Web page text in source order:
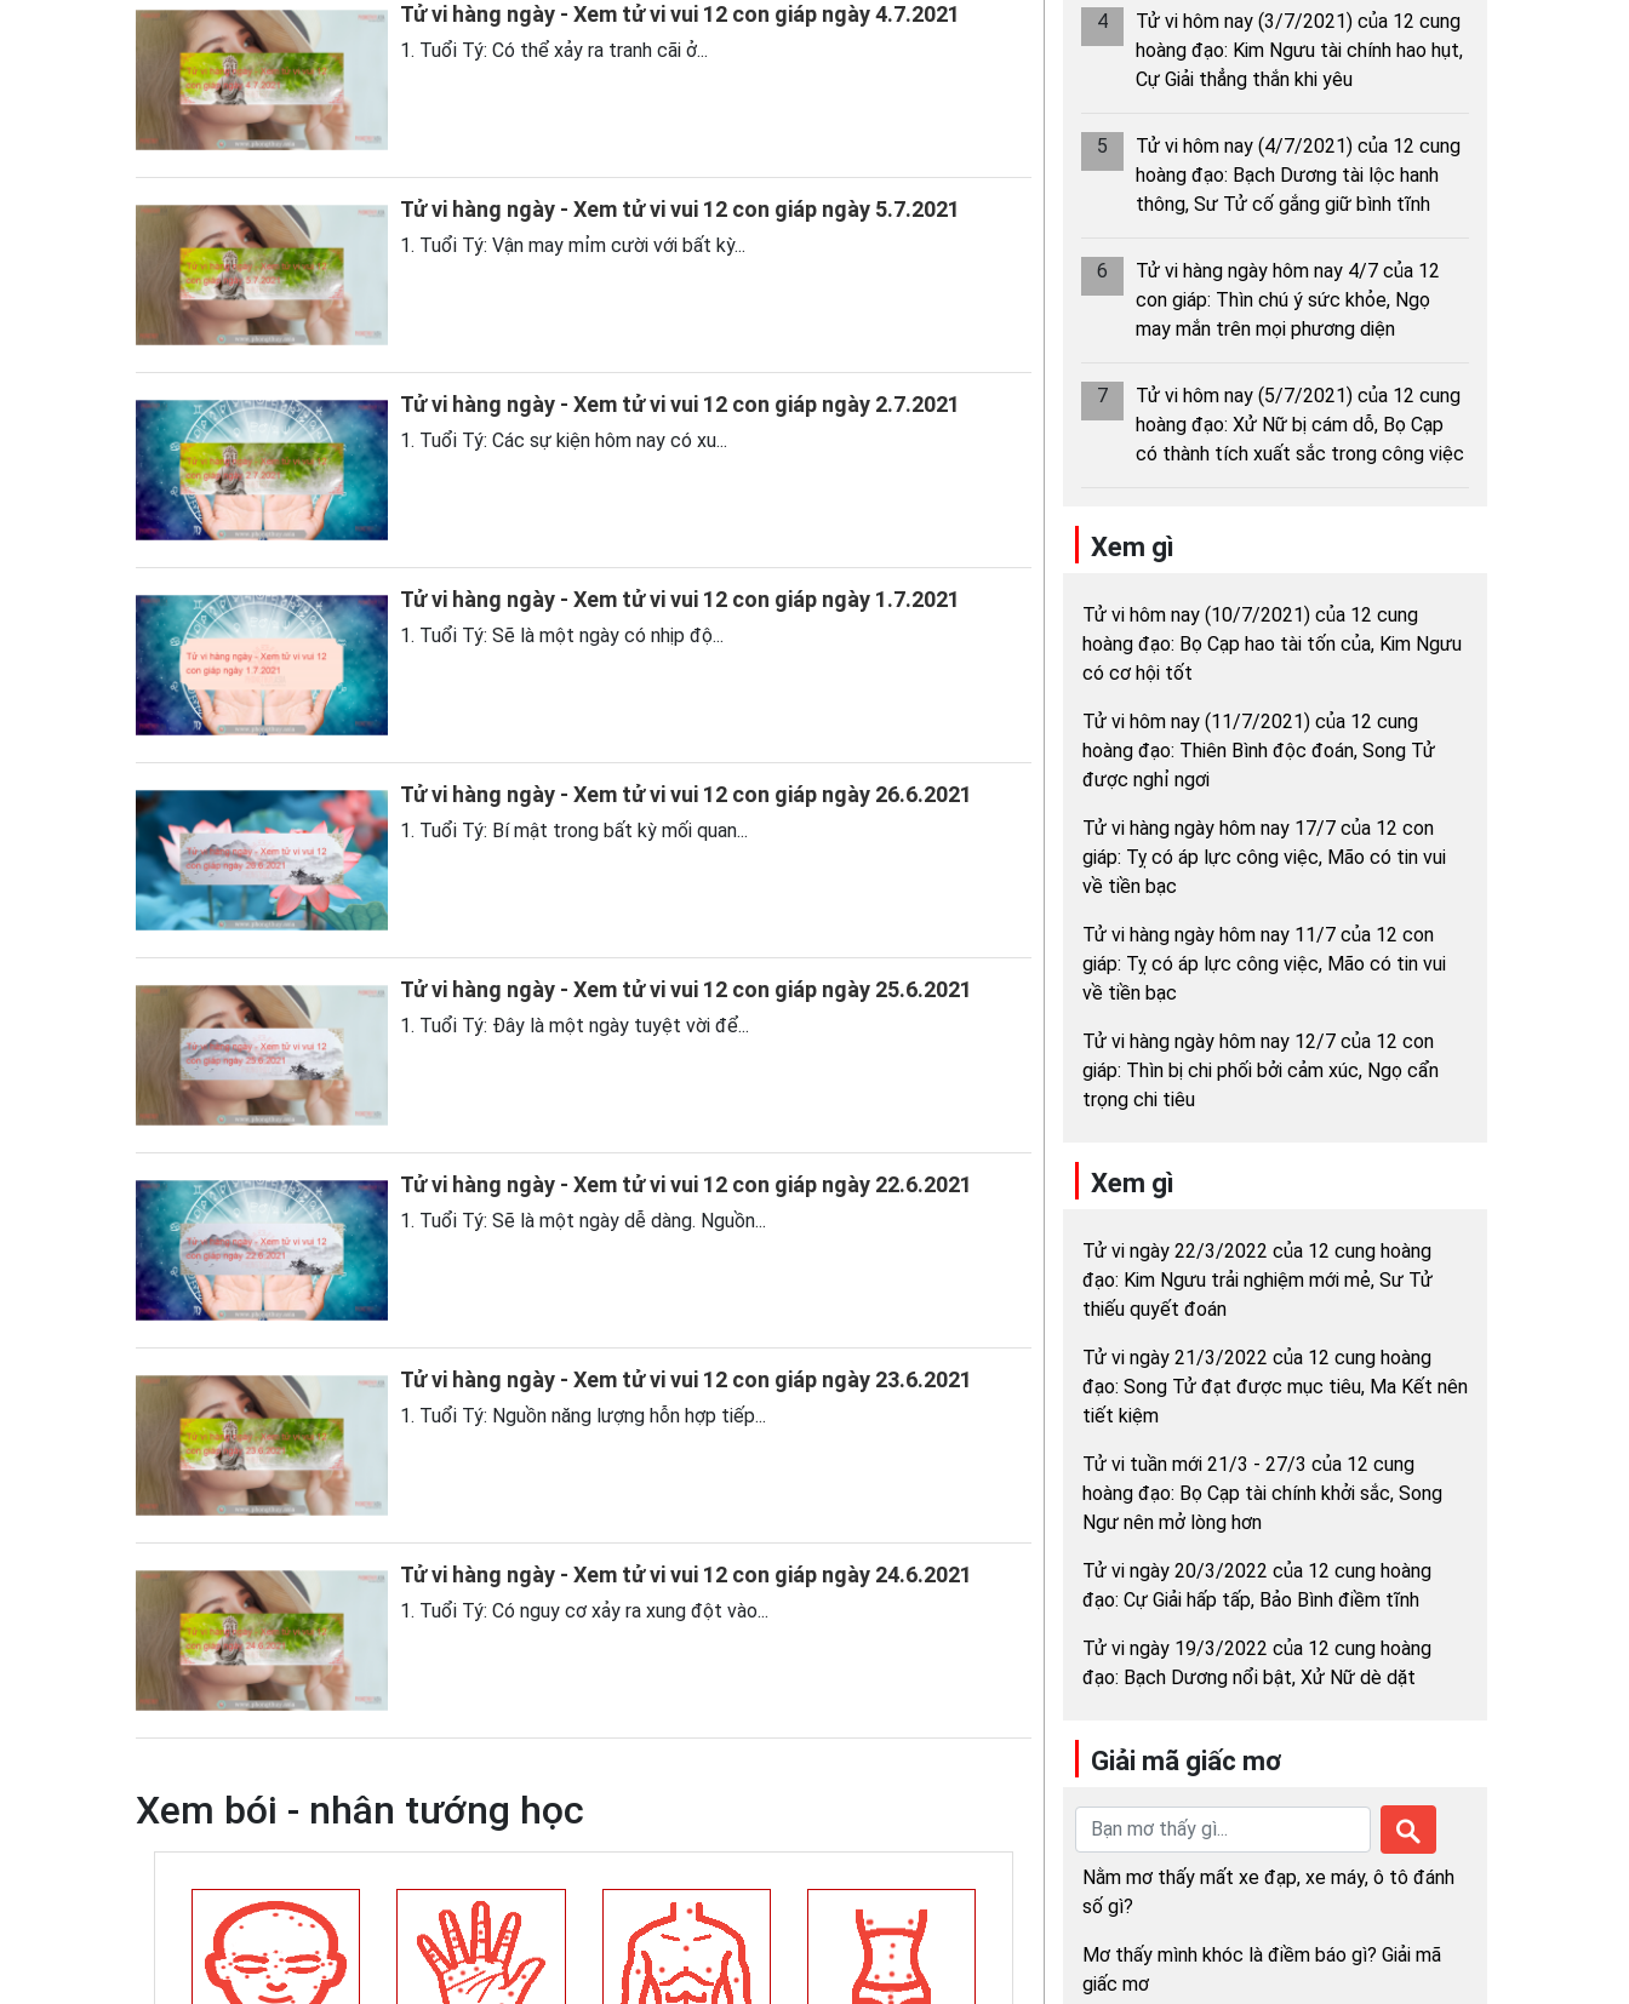
Tử vi hàng ngày - Xem tử vi vui 12 con giáp ngày 4.7.2021
1. Tuổi Tý: Có thể xảy ra tranh cãi ở...
Tử vi hàng ngày - Xem tử vi vui 12 con giáp ngày 5.7.2021
1. Tuổi Tý: Vận may mỉm cười với bất kỳ...
Tử vi hàng ngày - Xem tử vi vui 12 con giáp ngày 2.7.2021
1. Tuổi Tý: Các sự kiện hôm nay có xu...
Tử vi hàng ngày - Xem tử vi vui 12 con giáp ngày 1.7.2021
1. Tuổi Tý: Sẽ là một ngày có nhịp độ...
Tử vi hàng ngày - Xem tử vi vui 12 con giáp ngày 26.6.2021
1. Tuổi Tý: Bí mật trong bất kỳ mối quan...
Tử vi hàng ngày - Xem tử vi vui 12 con giáp ngày 25.6.2021
1. Tuổi Tý: Đây là một ngày tuyệt vời để...
Tử vi hàng ngày - Xem tử vi vui 12 con giáp ngày 22.6.2021
1. Tuổi Tý: Sẽ là một ngày dễ dàng. Nguồn...
Tử vi hàng ngày - Xem tử vi vui 12 con giáp ngày 23.6.2021
1. Tuổi Tý: Nguồn năng lượng hỗn hợp tiếp...
Tử vi hàng ngày - Xem tử vi vui 12 con giáp ngày 24.6.2021
1. Tuổi Tý: Có nguy cơ xảy ra xung đột vào...
Xem bói - nhân tướng học
4
Tử vi hôm nay (3/7/2021) của 12 cung
hoàng đạo: Kim Ngưu tài chính hao hụt,
Cự Giải thẳng thắn khi yêu
5
Tử vi hôm nay (4/7/2021) của 12 cung
hoàng đạo: Bạch Dương tài lộc hanh
thông, Sư Tử cố gắng giữ bình tĩnh
6
Tử vi hàng ngày hôm nay 4/7 của 12
con giáp: Thìn chú ý sức khỏe, Ngọ
may mắn trên mọi phương diện
7
Tử vi hôm nay (5/7/2021) của 12 cung
hoàng đạo: Xử Nữ bị cám dỗ, Bọ Cạp
có thành tích xuất sắc trong công việc
Xem gì
Tử vi hôm nay (10/7/2021) của 12 cung
hoàng đạo: Bọ Cạp hao tài tốn của, Kim Ngưu
có cơ hội tốt
Tử vi hôm nay (11/7/2021) của 12 cung
hoàng đạo: Thiên Bình độc đoán, Song Tử
được nghỉ ngơi
Tử vi hàng ngày hôm nay 17/7 của 12 con
giáp: Tỵ có áp lực công việc, Mão có tin vui
về tiền bạc
Tử vi hàng ngày hôm nay 11/7 của 12 con
giáp: Tỵ có áp lực công việc, Mão có tin vui
về tiền bạc
Tử vi hàng ngày hôm nay 12/7 của 12 con
giáp: Thìn bị chi phối bởi cảm xúc, Ngọ cẩn
trọng chi tiêu
Xem gì
Tử vi ngày 22/3/2022 của 12 cung hoàng
đạo: Kim Ngưu trải nghiệm mới mẻ, Sư Tử
thiếu quyết đoán
Tử vi ngày 21/3/2022 của 12 cung hoàng
đạo: Song Tử đạt được mục tiêu, Ma Kết nên
tiết kiệm
Tử vi tuần mới 21/3 - 27/3 của 12 cung
hoàng đạo: Bọ Cạp tài chính khởi sắc, Song
Ngư nên mở lòng hơn
Tử vi ngày 20/3/2022 của 12 cung hoàng
đạo: Cự Giải hấp tấp, Bảo Bình điềm tĩnh
Tử vi ngày 19/3/2022 của 12 cung hoàng
đạo: Bạch Dương nổi bật, Xử Nữ dè dặt
Giải mã giấc mơ
Nằm mơ thấy mất xe đạp, xe máy, ô tô đánh
số gì?
Mơ thấy mình khóc là điềm báo gì? Giải mã
giấc mơ